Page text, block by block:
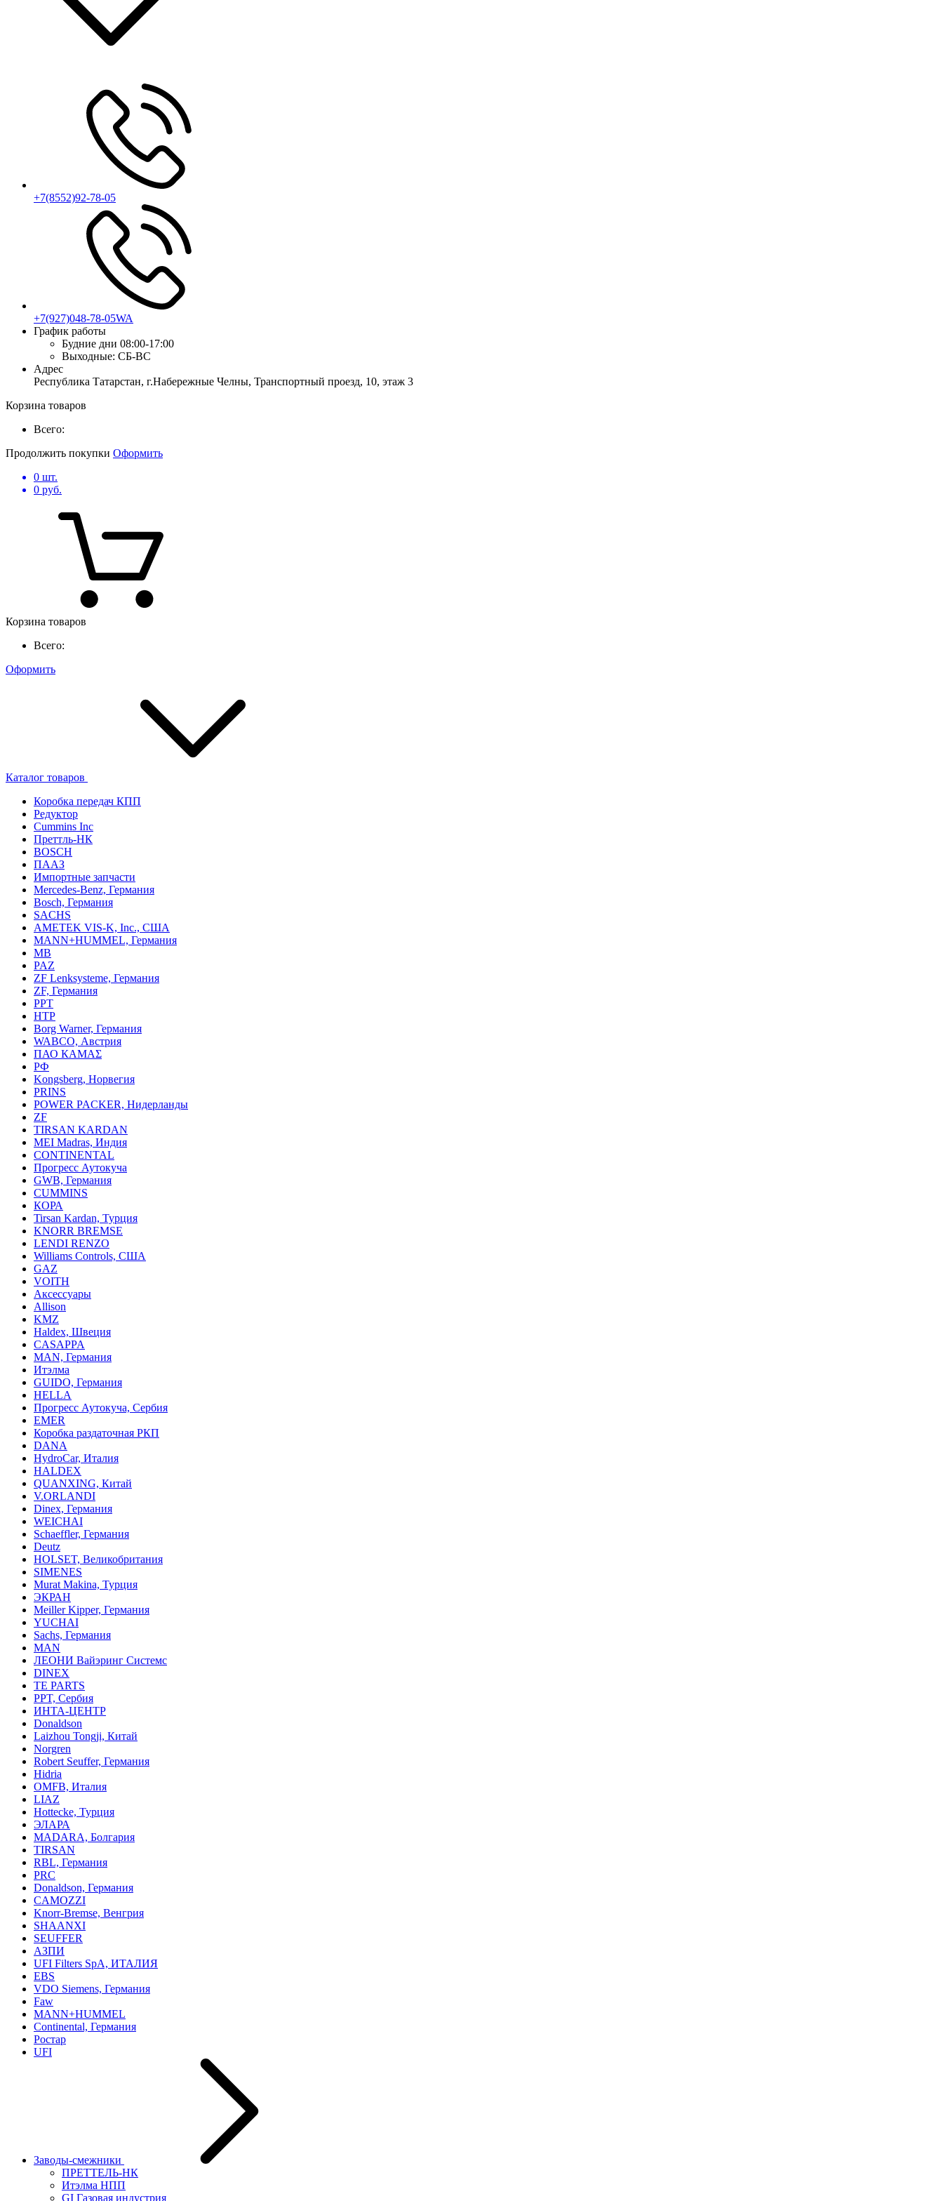
+7(8552)92-78-05
+7(927)048-78-05WA
График работы
Будние дни 08:00-17:00
Выходные: СБ-ВС
Адрес
Республика Татарстан, г.Набережные Челны, Транспортный проезд, 10, этаж 3
Корзина товаров
Всего:
Продолжить покупки Оформить
0 шт.
0 руб.
Корзина товаров
Всего:
Оформить
Каталог товаров
Коробка передач КПП
Редуктор
Cummins Inc
Преттль-НК
BOSCH
ПААЗ
Импортные запчасти
Mercedes-Benz, Германия
Bosch, Германия
SACHS
AMETEK VIS-K, Inc., США
MANN+HUMMEL, Германия
MB
PAZ
ZF Lenksysteme, Германия
ZF, Германия
PPT
HTP
Borg Warner, Германия
WABCO, Австрия
ПАО КАМАΣ
РФ
Kongsberg, Норвегия
PRINS
POWER PACKER, Нидерланды
ZF
TIRSAN KARDAN
MEI Madras, Индия
CONTINENTAL
Прогресс Аутокуча
GWB, Германия
CUMMINS
КОРА
Tirsan Kardan, Турция
KNORR BREMSE
LENDI RENZO
Williams Controls, США
GAZ
VOITH
Аксессуары
Allison
KMZ
Haldex, Швеция
CASAPPA
MAN, Германия
Итэлма
GUIDO, Германия
HELLA
Прогресс Аутокуча, Сербия
EMER
Коробка раздаточная РКП
DANA
HydroCar, Италия
HALDEX
QUANXING, Китай
V.ORLANDI
Dinex, Германия
WEICHAI
Schaeffler, Германия
Deutz
HOLSET, Великобритания
SIMENES
Murat Makina, Турция
ЭКРАН
Meiller Kipper, Германия
YUCHAI
Sachs, Германия
MAN
ЛЕОНИ Вайэринг Системс
DINEX
TE PARTS
PPT, Сербия
ИНТА-ЦЕНТР
Donaldson
Laizhou Tongji, Китай
Norgren
Robert Seuffer, Германия
Hidria
OMFB, Италия
LIAZ
Hottecke, Турция
ЭЛАРА
MADARA, Болгария
TIRSAN
RBL, Германия
PRC
Donaldson, Германия
CAMOZZI
Knorr-Bremse, Венгрия
SHAANXI
SEUFFER
АЗПИ
UFI Filters SpA, ИТАЛИЯ
EBS
VDO Siemens, Германия
Faw
MANN+HUMMEL
Continental, Германия
Ростар
UFI
Заводы-смежники
ПРЕТТЕЛЬ-НК
Итэлма НПП
GI Газовая индустрия